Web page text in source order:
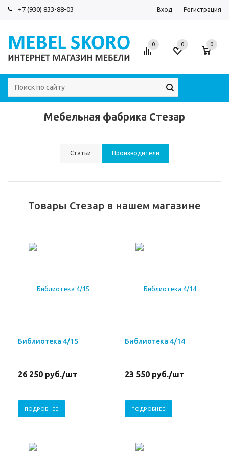
+7 (930) 833-88-03 Вход Регистрация
0 0 0
Мебельная фабрика Стезар
Статьи Производители
Товары Стезар в нашем магазине
Библиотека 4/15
26 250 руб./шт
ПОДРОБНЕЕ
Библиотека 4/14
23 550 руб./шт
ПОДРОБНЕЕ